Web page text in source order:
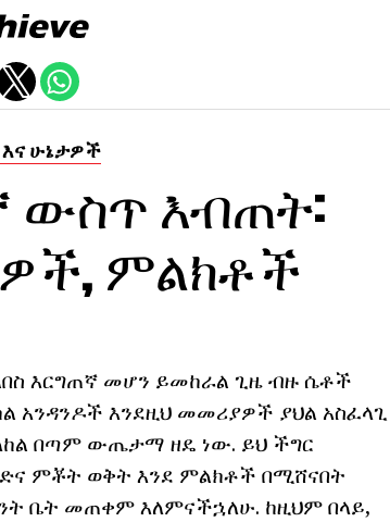
ሁኔታዎች
ውስጥ እብጠት:
ምልክቶች
እርግጠኛ መሆን ይመከራል ጊዜ ብዙ ሴቶች
አንዳንዶች እንደዚህ መመሪያዎች ያህል አስፈላጊ
በጣም ውጤታማ ዘዴ ነው. ይህ ችግር
ምቾት ወቅት እንደ ምልክቶች በሚሸናበት
ቤት መጠቀም እለምናችኋለሁ. ከዚህም በላይ,